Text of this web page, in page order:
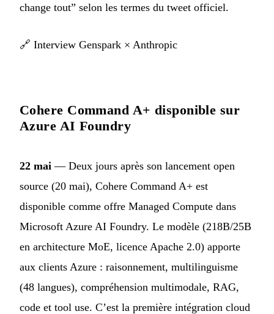
change tout” selon les termes du tweet officiel.
🔗 Interview Genspark × Anthropic
Cohere Command A+ disponible sur
Azure AI Foundry
22 mai — Deux jours après son lancement open
source (20 mai), Cohere Command A+ est
disponible comme offre Managed Compute dans
Microsoft Azure AI Foundry. Le modèle (218B/25B
en architecture MoE, licence Apache 2.0) apporte
aux clients Azure : raisonnement, multilinguisme
(48 langues), compréhension multimodale, RAG,
code et tool use. C’est la première intégration cloud